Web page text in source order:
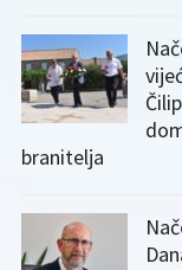
branitelja